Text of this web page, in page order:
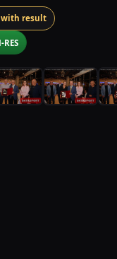
with result